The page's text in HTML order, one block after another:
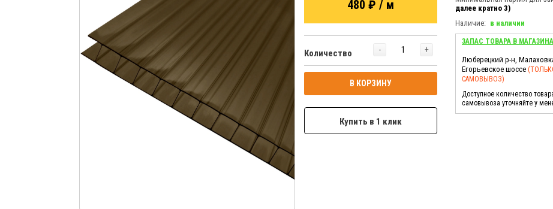
480 ₽ / м
Количество - +
В КОРЗИНУ
Купить в 1 клик
далее кратно 3)
Наличие: в наличии
ЗАПАС ТОВАРА В
Люберецкий р-н,
Егорьевское шоссе
САМОВЫВОЗ)
Доступное количество
самовывоза уточняйте у